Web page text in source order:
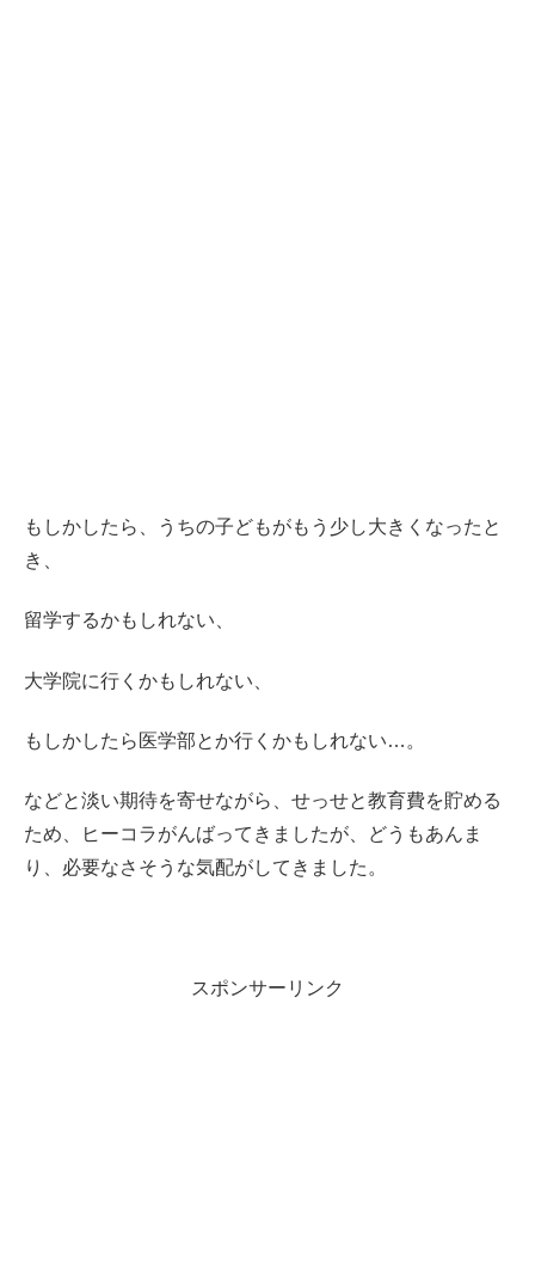
もしかしたら、うちの子どもがもう少し大きくなったと
き、
留学するかもしれない、
大学院に行くかもしれない、
もしかしたら医学部とか行くかもしれない…。
などと淡い期待を寄せながら、せっせと教育費を貯める
ため、ヒーコラがんばってきましたが、どうもあんま
り、必要なさそうな気配がしてきました。
スポンサーリンク